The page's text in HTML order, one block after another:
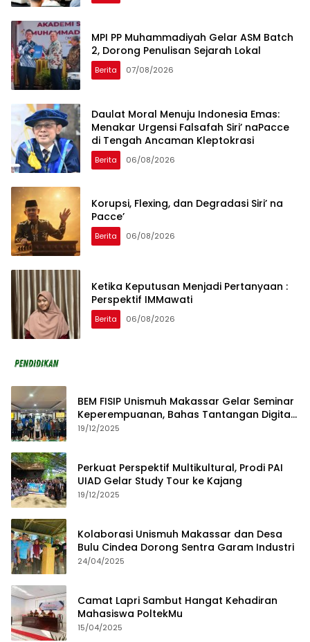
MPI PP Muhammadiyah Gelar ASM Batch
2, Dorong Penulisan Sejarah Lokal
Berita 07/08/2026
Daulat Moral Menuju Indonesia Emas:
Menakar Urgensi Falsafah Siri’ naPacce
di Tengah Ancaman Kleptokrasi
Berita 06/08/2026
Korupsi, Flexing, dan Degradasi Siri’ na
Pacce’
Berita 06/08/2026
Ketika Keputusan Menjadi Pertanyaan :
Perspektif IMMawati
Berita 06/08/2026
BEM FISIP Unismuh Makassar Gelar Seminar
Keperempuanan, Bahas Tantangan Digital
dan Budaya Lokal
19/12/2025
Perkuat Perspektif Multikultural, Prodi PAI
UIAD Gelar Study Tour ke Kajang
19/12/2025
Kolaborasi Unismuh Makassar dan Desa
Bulu Cindea Dorong Sentra Garam Industri
24/04/2025
Camat Lapri Sambut Hangat Kehadiran
Mahasiswa PoltekMu
15/04/2025